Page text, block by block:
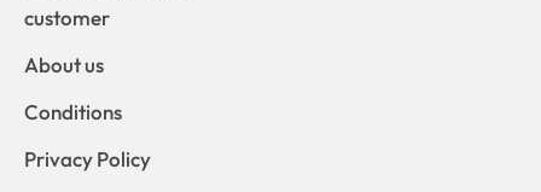
customer
About us
Conditions
Privacy Policy